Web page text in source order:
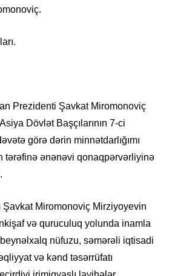
Prezidenti Şavkat Miromonoviç
Dövlət Başçılarının 7-ci
görə dərin minnətdarlığımı
tərəfinə ənənəvi qonaqpərvərliyinə
Şavkat Miromonoviç Mirziyoyevin
və quruculuq yolunda inamla
nüfuzu, səmərəli iqtisadi
və kənd təsərrüfatı